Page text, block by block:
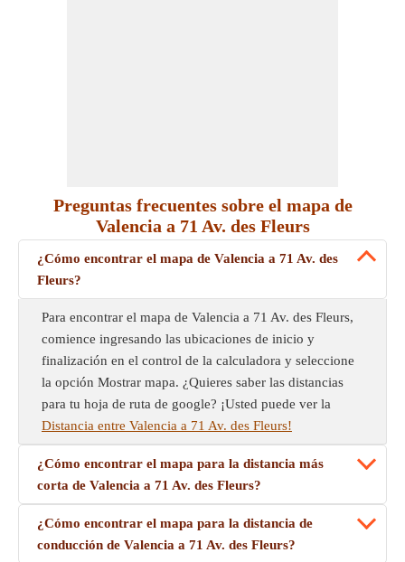
Preguntas frecuentes sobre el mapa de
Valencia a 71 Av. des Fleurs
¿Cómo encontrar el mapa de Valencia a 71 Av. des
Fleurs?
Para encontrar el mapa de Valencia a 71 Av. des Fleurs,
comience ingresando las ubicaciones de inicio y
finalización en el control de la calculadora y seleccione
la opción Mostrar mapa. ¿Quieres saber las distancias
para tu hoja de ruta de google? ¡Usted puede ver la
Distancia entre Valencia a 71 Av. des Fleurs!
¿Cómo encontrar el mapa para la distancia más
corta de Valencia a 71 Av. des Fleurs?
¿Cómo encontrar el mapa para la distancia de
conducción de Valencia a 71 Av. des Fleurs?